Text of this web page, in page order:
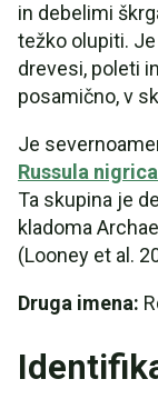
in debelimi
težko olupiti.
drevesi, poleti
posamično, v
Je
Russula
Ta skupina je
kladoma
(Looney et al.
Druga imena: